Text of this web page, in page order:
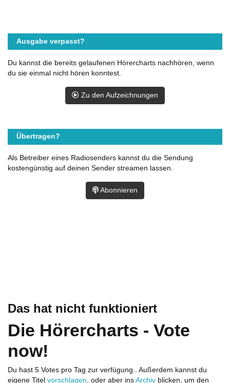
Das hat nicht funktioniert
Die Hörercharts - Vote
now!
Du hast 5 Votes pro Tag zur verfügung.. Außerdem kannst du
eigene Titel vorschlagen, oder aber ins Archiv blicken, um den
Ausgabe verpasst?
Du kannst die bereits gelaufenen Hörercharts nachhören, wenn
du sie einmal nicht hören konntest.
Zu den Aufzeichnungen
Übertragen?
Als Betreiber eines Radiosenders kannst du die Sendung
kostengünstig auf deinen Sender streamen lassen.
Abonnieren